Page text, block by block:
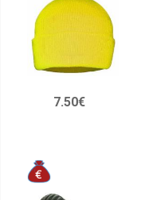
7.50€